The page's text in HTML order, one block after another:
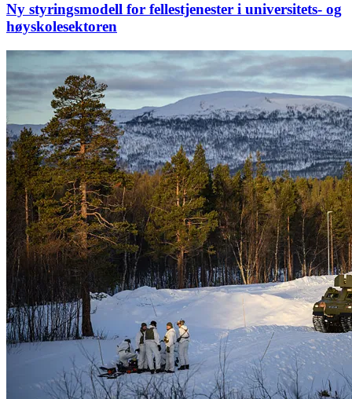
Ny styringsmodell for fellestjenester i universitets- og
høyskolesektoren